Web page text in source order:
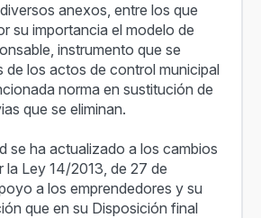
anexos, entre los que
su importancia el modelo de
instrumento que se
los actos de control municipal
norma en sustitución de
que se eliminan.
se ha actualizado a los cambios
la Ley 14/2013, de 27 de
a los emprendedores y su
que en su Disposición final